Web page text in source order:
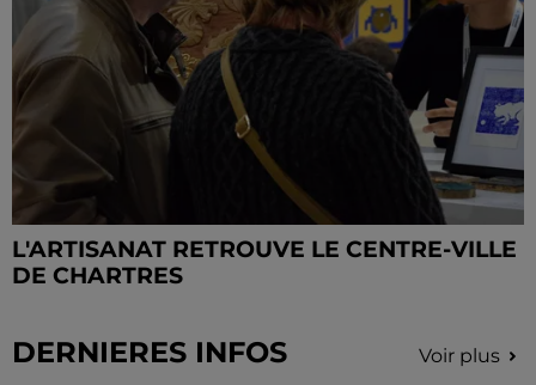
L'ARTISANAT RETROUVE LE CENTRE-VILLE
DE CHARTRES
DERNIERES INFOS Voir plus